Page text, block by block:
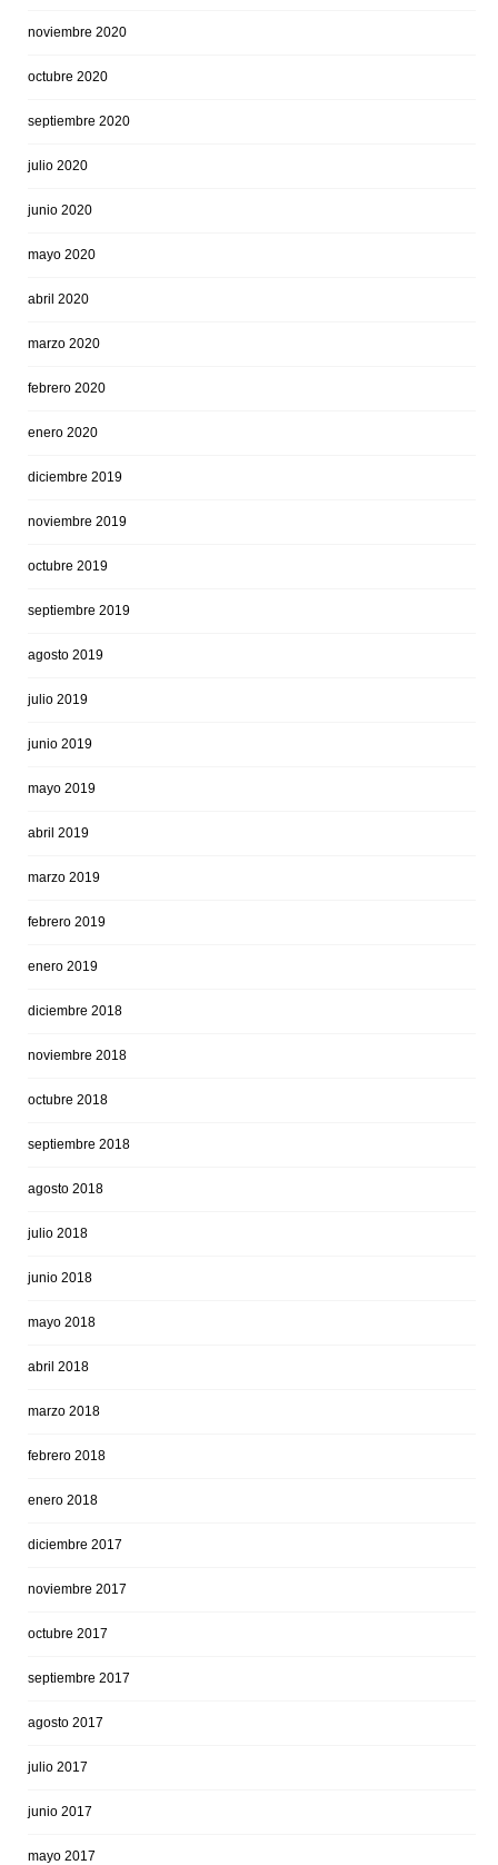
noviembre 2020
octubre 2020
septiembre 2020
julio 2020
junio 2020
mayo 2020
abril 2020
marzo 2020
febrero 2020
enero 2020
diciembre 2019
noviembre 2019
octubre 2019
septiembre 2019
agosto 2019
julio 2019
junio 2019
mayo 2019
abril 2019
marzo 2019
febrero 2019
enero 2019
diciembre 2018
noviembre 2018
octubre 2018
septiembre 2018
agosto 2018
julio 2018
junio 2018
mayo 2018
abril 2018
marzo 2018
febrero 2018
enero 2018
diciembre 2017
noviembre 2017
octubre 2017
septiembre 2017
agosto 2017
julio 2017
junio 2017
mayo 2017